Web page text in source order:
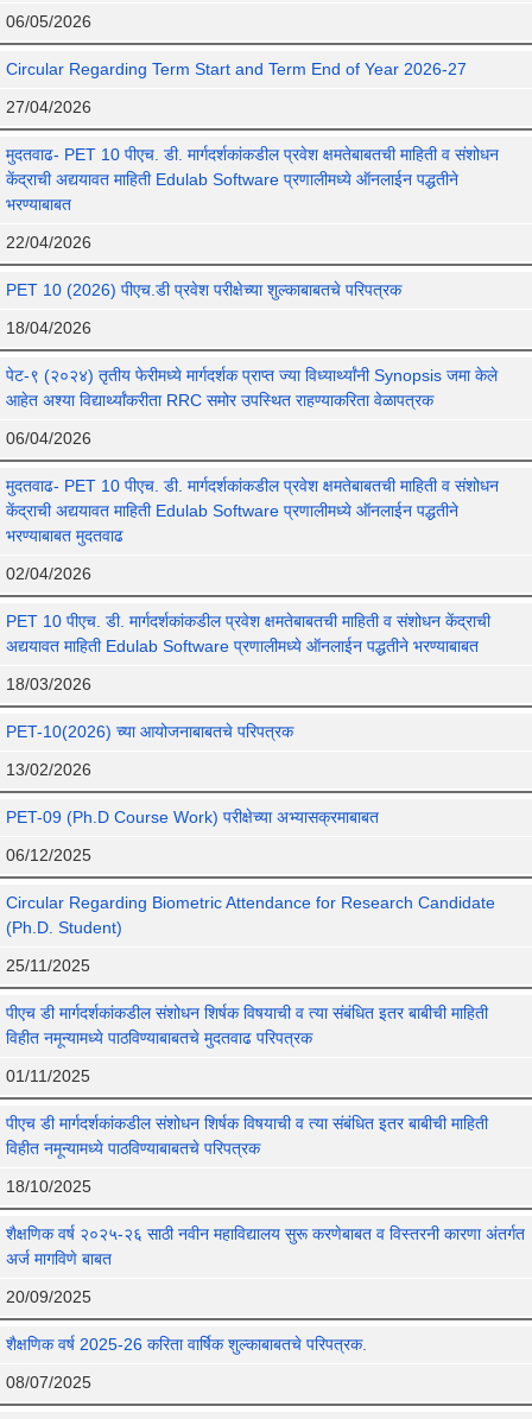
06/05/2026
Circular Regarding Term Start and Term End of Year 2026-27
27/04/2026
मुदतवाढ- PET 10 पीएच. डी. मार्गदर्शकांकडील प्रवेश क्षमतेबाबतची माहिती व संशोधन
केंद्राची अद्ययावत माहिती Edulab Software प्रणालीमध्ये ऑनलाईन पद्धतीने
भरण्याबाबत
22/04/2026
PET 10 (2026) पीएच.डी प्रवेश परीक्षेच्या शुल्काबाबतचे परिपत्रक
18/04/2026
पेट-९ (२०२४) तृतीय फेरीमध्ये मार्गदर्शक प्राप्त ज्या विध्यार्थ्यांनी Synopsis जमा केले
आहेत अश्या विद्यार्थ्यांकरीता RRC समोर उपस्थित राहण्याकरिता वेळापत्रक
06/04/2026
मुदतवाढ- PET 10 पीएच. डी. मार्गदर्शकांकडील प्रवेश क्षमतेबाबतची माहिती व संशोधन
केंद्राची अद्ययावत माहिती Edulab Software प्रणालीमध्ये ऑनलाईन पद्धतीने
भरण्याबाबत मुदतवाढ
02/04/2026
PET 10 पीएच. डी. मार्गदर्शकांकडील प्रवेश क्षमतेबाबतची माहिती व संशोधन केंद्राची
अद्ययावत माहिती Edulab Software प्रणालीमध्ये ऑनलाईन पद्धतीने भरण्याबाबत
18/03/2026
PET-10(2026) च्या आयोजनाबाबतचे परिपत्रक
13/02/2026
PET-09 (Ph.D Course Work) परीक्षेच्या अभ्यासक्रमाबाबत
06/12/2025
Circular Regarding Biometric Attendance for Research Candidate
(Ph.D. Student)
25/11/2025
पीएच डी मार्गदर्शकांकडील संशोधन शिर्षक विषयाची व त्या संबंधित इतर बाबीची माहिती
विहीत नमून्यामध्ये पाठविण्याबाबतचे मुदतवाढ परिपत्रक
01/11/2025
पीएच डी मार्गदर्शकांकडील संशोधन शिर्षक विषयाची व त्या संबंधित इतर बाबीची माहिती
विहीत नमून्यामध्ये पाठविण्याबाबतचे परिपत्रक
18/10/2025
शैक्षणिक वर्ष २०२५-२६ साठी नवीन महाविद्यालय सुरू करणेबाबत व विस्तरनी कारणा अंतर्गत
अर्ज मागविणे बाबत
20/09/2025
शैक्षणिक वर्ष 2025-26 करिता वार्षिक शुल्काबाबतचे परिपत्रक.
08/07/2025